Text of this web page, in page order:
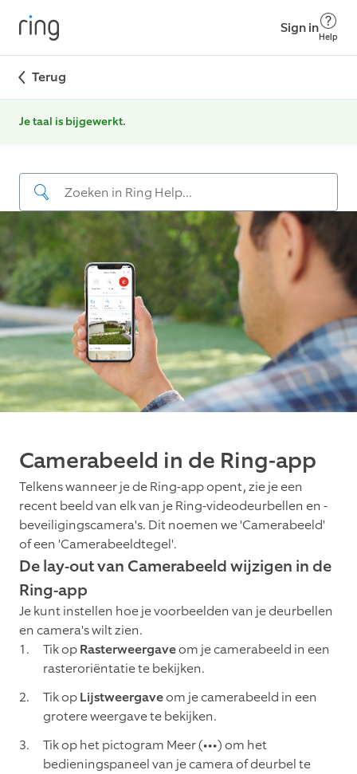
Sign in
Help
Terug
Je taal is bijgewerkt.
Camerabeeld in de Ring-app
Telkens wanneer je de Ring-app opent, zie je een
recent beeld van elk van je Ring-videodeurbellen en -
beveiligingscamera's. Dit noemen we 'Camerabeeld'
of een 'Camerabeeldtegel'.
De lay-out van Camerabeeld wijzigen in de
Ring-app
Je kunt instellen hoe je voorbeelden van je deurbellen
en camera's wilt zien.
Tik opRasterweergaveom je camerabeeld in een
rasteroriëntatie te bekijken.
Tik opLijstweergaveom je camerabeeld in een
grotere weergave te bekijken.
Tik op het pictogram Meer (•••) om het
bedieningspaneel van je camera of deurbel te